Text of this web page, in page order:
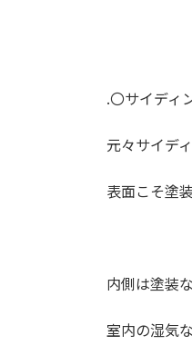
.〇サイディ
元々サイデ
表面こそ塗
内側は塗装
室内の湿気